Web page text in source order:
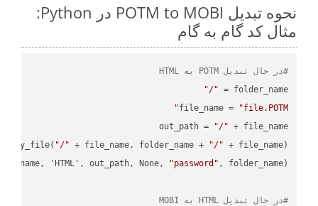
نحوه تبدیل POTM to MOBI در Python:
مثال کد گام به گام
#در حال تبدیل POTM به HTML
folder_name =
"/"
file_name =
"file.POTM"
out_path =
"/"
"/" + file_name, folder_name +
"/"
'HTML', out_path, None,
"password"
#در حال تبدیل HTML به MOBI